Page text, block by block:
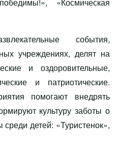
«Космическая
события,
учреждениях, делят на
и оздоровительные,
и патриотические.
помогают внедрять
культуру заботы о
детей: «Туристенок»,